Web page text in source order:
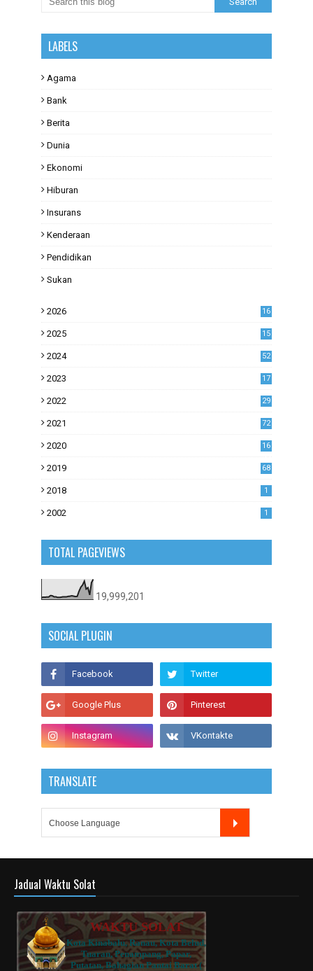
LABELS
Agama
Bank
Berita
Dunia
Ekonomi
Hiburan
Insurans
Kenderaan
Pendidikan
Sukan
2026 16
2025 15
2024 52
2023
17
2022
29
2021
72
2020
16
2019
68
2018 1
2002 1
TOTAL PAGEVIEWS
19,999,201
SOCIAL PLUGIN
TRANSLATE
Jadual Waktu Solat